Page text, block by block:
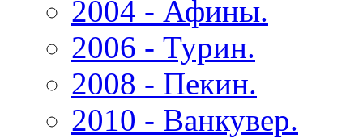
2004 - Афины.
2006 - Турин.
2008 - Пекин.
2010 - Ванкувер.